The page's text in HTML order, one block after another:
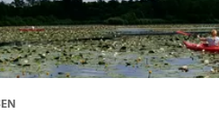
bankje om uit te rusten of
genieten.